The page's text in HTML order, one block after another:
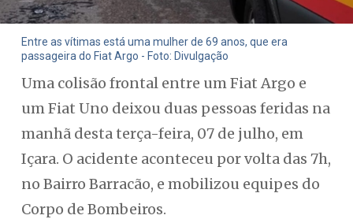
Entre as vítimas está uma mulher de 69 anos, que era
passageira do Fiat Argo - Foto: Divulgação
Uma colisão frontal entre um Fiat Argo e
um Fiat Uno deixou duas pessoas feridas na
manhã desta terça-feira, 07 de julho, em
Içara. O acidente aconteceu por volta das 7h,
no Bairro Barracão, e mobilizou equipes do
Corpo de Bombeiros.